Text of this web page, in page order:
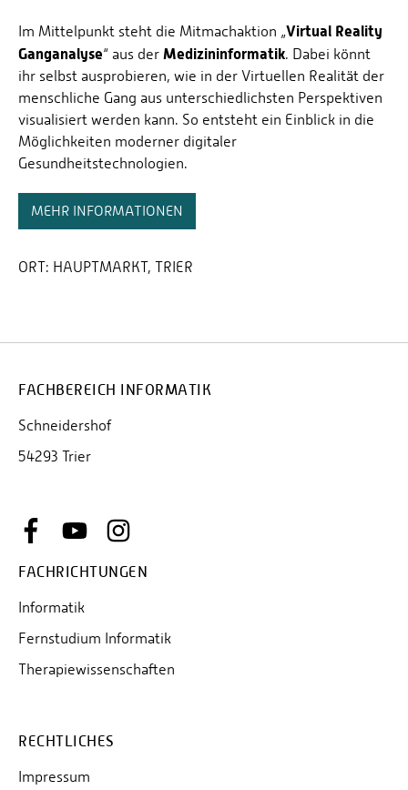
Im Mittelpunkt steht die Mitmachaktion „Virtual Reality
Ganganalyse“ aus der Medizininformatik. Dabei könnt
ihr selbst ausprobieren, wie in der Virtuellen Realität der
menschliche Gang aus unterschiedlichsten Perspektiven
visualisiert werden kann. So entsteht ein Einblick in die
Möglichkeiten moderner digitaler
Gesundheitstechnologien.
MEHR INFORMATIONEN
ORT: HAUPTMARKT, TRIER
FACHBEREICH INFORMATIK
Schneidershof
54293 Trier
FACHRICHTUNGEN
Informatik
Fernstudium Informatik
Therapiewissenschaften
RECHTLICHES
Impressum